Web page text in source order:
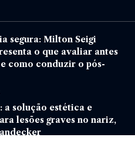
segura: Milton Seigi
o que avaliar antes
como conduzir o pós-
a solução estética e
lesões graves no nariz,